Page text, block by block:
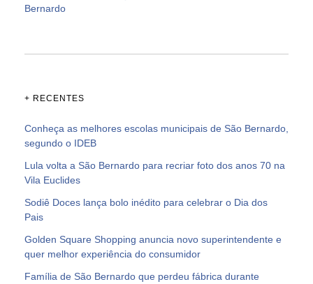
Bernardo
+ RECENTES
Conheça as melhores escolas municipais de São Bernardo,
segundo o IDEB
Lula volta a São Bernardo para recriar foto dos anos 70 na
Vila Euclides
Sodiê Doces lança bolo inédito para celebrar o Dia dos
Pais
Golden Square Shopping anuncia novo superintendente e
quer melhor experiência do consumidor
Família de São Bernardo que perdeu fábrica durante